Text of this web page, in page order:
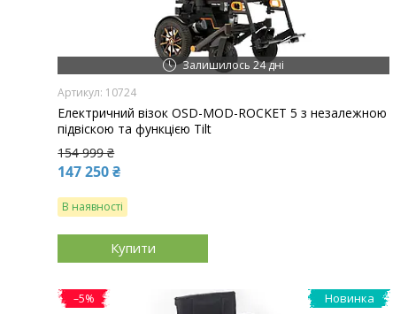
Залишилось 24 дні
10724
Електричний візок OSD-MOD-ROCKET 5 з незалежною
підвіскою та функцією Tilt
154 999 ₴
147 250 ₴
В наявності
Купити
–5% Новинка